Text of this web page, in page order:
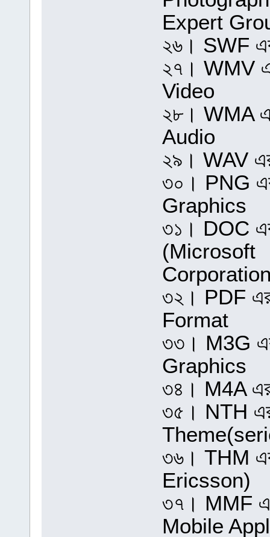
Expert
২৬। SWF
২৭। WMV
Video
২৮। WMA
Audio
২৯। WAV
৩০। PNG
Graphics
৩১। DOC
(Microsoft
৩২। PDF
Format
৩৩। M3G
Graphics
৩৪। M4A
৩৫। NTH
৩৬। THM
Ericsson)
৩৭। MMF
Mobile